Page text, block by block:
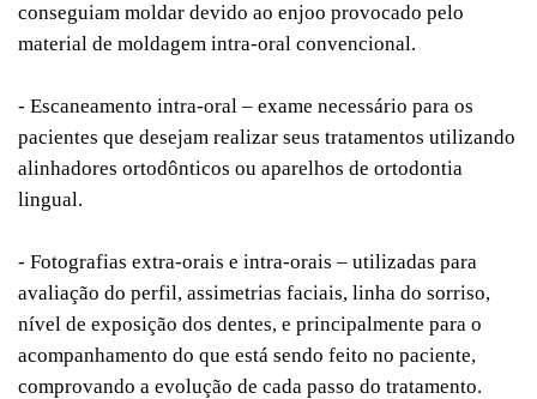
conseguiam moldar devido ao enjoo provocado pelo
material de moldagem intra-oral convencional.
- Escaneamento intra-oral – exame necessário para os
pacientes que desejam realizar seus tratamentos utilizando
alinhadores ortodônticos ou aparelhos de ortodontia
lingual.
- Fotografias extra-orais e intra-orais – utilizadas para
avaliação do perfil, assimetrias faciais, linha do sorriso,
nível de exposição dos dentes, e principalmente para o
acompanhamento do que está sendo feito no paciente,
comprovando a evolução de cada passo do tratamento.